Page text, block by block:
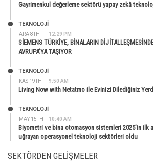
Gayrimenkul değerleme sektörü yapay zekâ
ARA 8TH 12:29 PM
TEKNOLOJİ
SİEMENS TÜRKİYE, BİNALARIN
AVRUPA’YA TAŞIYOR
KAS 19TH 9:50 AM
TEKNOLOJİ
Living Now with Netatmo ile Evinizi Dilediğiniz
MAY 15TH 10:40 AM
TEKNOLOJİ
Biyometri ve bina otomasyon sistemleri 2025’in ilk
uğrayan operasyonel teknoloji sektörleri oldu
SEKTÖRDEN GELIŞMELER